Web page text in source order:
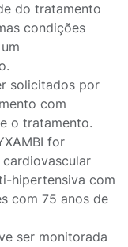
do tratamento
condições
solicitados por
com
o tratamento.
for
hipertensiva com
com 75 anos de
ser monitorada